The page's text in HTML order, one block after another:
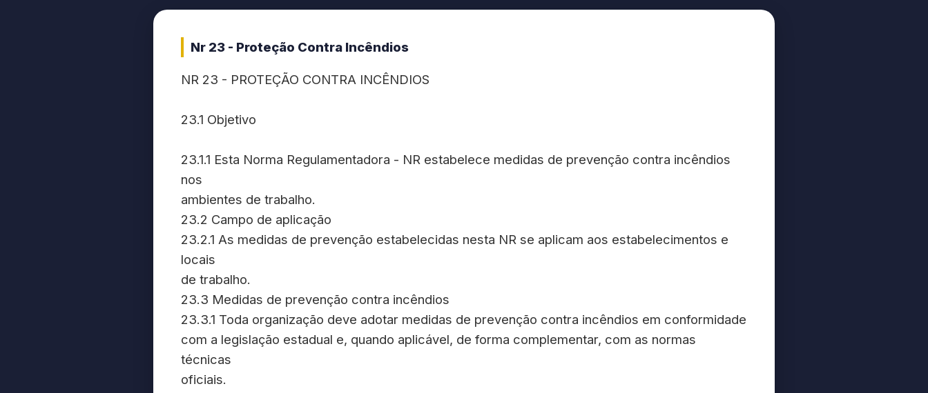
Nr 23 - Proteção Contra Incêndios
NR 23 - PROTEÇÃO CONTRA INCÊNDIOS
23.1 Objetivo
23.1.1 Esta Norma Regulamentadora - NR estabelece medidas de prevenção contra incêndios
nos
ambientes de trabalho.
23.2 Campo de aplicação
23.2.1 As medidas de prevenção estabelecidas nesta NR se aplicam aos estabelecimentos e
locais
de trabalho.
23.3 Medidas de prevenção contra incêndios
23.3.1 Toda organização deve adotar medidas de prevenção contra incêndios em conformidade
com a legislação estadual e, quando aplicável, de forma complementar, com as normas
técnicas
oficiais.